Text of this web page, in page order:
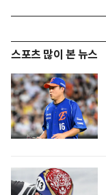
스포츠 많이 본 뉴스